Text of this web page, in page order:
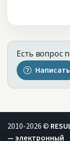
Есть вопрос
Написать
2010-2026 ©
— электронный